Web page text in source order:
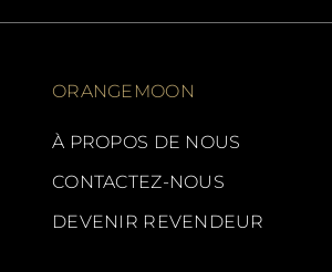
ORANGEMOON
À PROPOS DE NOUS
CONTACTEZ-NOUS
DEVENIR REVENDEUR